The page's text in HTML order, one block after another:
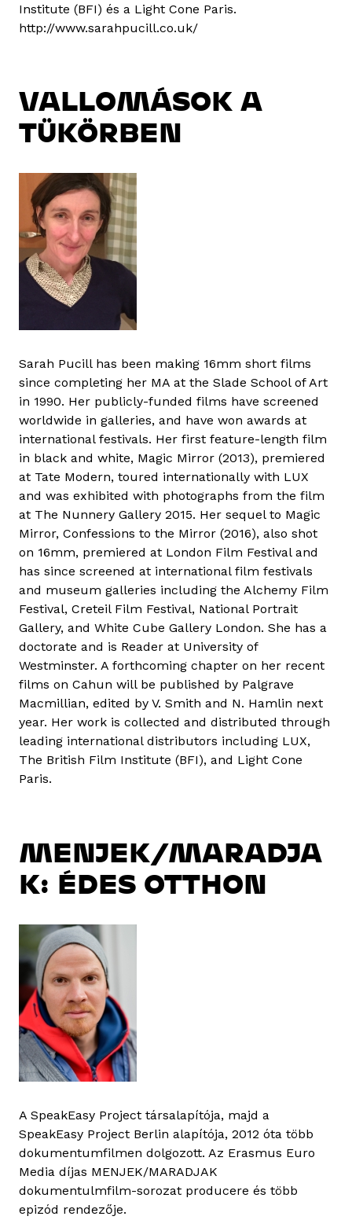
Institute (BFI) és a Light Cone Paris.
http://www.sarahpucill.co.uk/
VALLOMÁSOK A
TÜKÖRBEN
Sarah Pucill has been making 16mm short films
since completing her MA at the Slade School of Art
in 1990. Her publicly-funded films have screened
worldwide in galleries, and have won awards at
international festivals. Her first feature-length film
in black and white, Magic Mirror (2013), premiered
at Tate Modern, toured internationally with LUX
and was exhibited with photographs from the film
at The Nunnery Gallery 2015. Her sequel to Magic
Mirror, Confessions to the Mirror (2016), also shot
on 16mm, premiered at London Film Festival and
has since screened at international film festivals
and museum galleries including the Alchemy Film
Festival, Creteil Film Festival, National Portrait
Gallery, and White Cube Gallery London. She has a
doctorate and is Reader at University of
Westminster. A forthcoming chapter on her recent
films on Cahun will be published by Palgrave
Macmillian, edited by V. Smith and N. Hamlin next
year. Her work is collected and distributed through
leading international distributors including LUX,
The British Film Institute (BFI), and Light Cone
Paris.
MENJEK/MARADJA
K: ÉDES OTTHON
A SpeakEasy Project társalapítója, majd a
SpeakEasy Project Berlin alapítója, 2012 óta több
dokumentumfilmen dolgozott. Az Erasmus Euro
Media díjas MENJEK/MARADJAK
dokumentulmfilm-sorozat producere és több
epizód rendezője.